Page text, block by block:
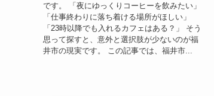
です。 「夜にゆっくりコーヒーを飲みたい」
「仕事終わりに落ち着ける場所がほしい」
「23時以降でも入れるカフェはある？」 そう
思って探すと、意外と選択肢が少ないのが福
井市の現実です。 この記事では、福井市...